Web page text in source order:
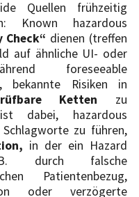
Quellen frühzeitig
Known hazardous
Check“ dienen (treffen
auf ähnliche UI- oder
foreseeable
bekannte Risiken in
Ketten zu
dabei, hazardous
zu führen,
in der ein Hazard
durch falsche
Patientenbezug,
oder verzögerte